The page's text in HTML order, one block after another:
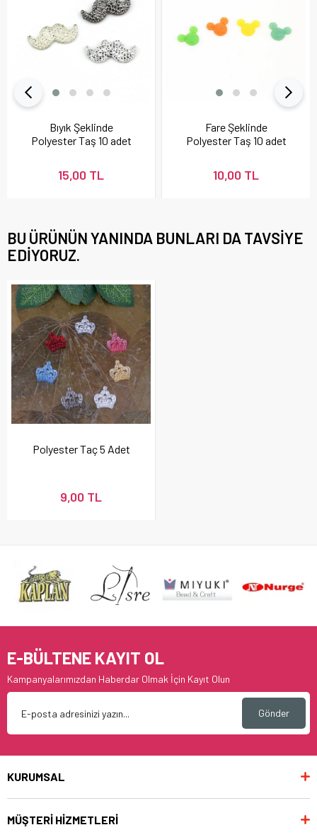
Bıyık Şeklinde
Polyester Taş 10 adet
15,00 TL
Fare Şeklinde
Polyester Taş 10 adet
10,00 TL
BU ÜRÜNÜN YANINDA BUNLARI DA TAVSIYE
EDIYORUZ.
Polyester Taç 5 Adet
9,00 TL
E-BÜLTENE KAYIT OL
Kampanyalarımızdan Haberdar Olmak İçin Kayıt Olun
Gönder
KURUMSAL
MÜŞTERİ HİZMETLERİ